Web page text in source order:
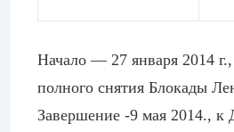
Начало — 27 января 2014
полного снятия Блокады
Завершение -9 мая 2014.,